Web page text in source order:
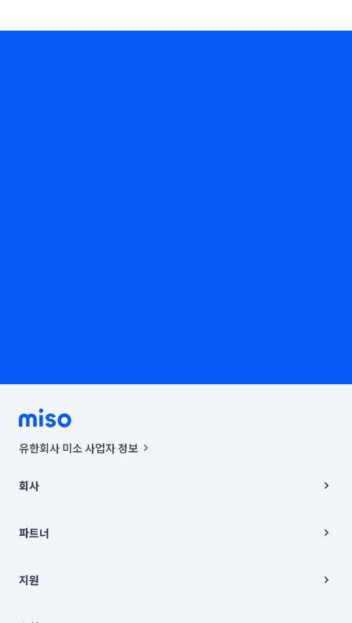
유한회사 미소 사업자 정보
00019 |
주소 | 본사: 서울특별시 종로구 율곡로 6(중학동, 트윈트리빌딩) B동 5층
상품, 상품정보, 거래에 관한 의무와 책임은 거래당사자에게 있습니다.
언론 보도 관련 문의:
© 유한회사 미소. Miso, Inc. All Rights Reserved.
회사
채용
파트너
이사
지원